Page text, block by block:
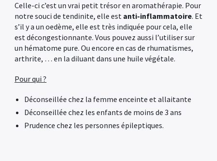
Celle-ci c’est un vrai petit trésor en aromathérapie. Pour
notre souci de tendinite, elle est anti-inflammatoire. Et
s’il y a un oedème, elle est très indiquée pour cela, elle
est décongestionnante. Vous pouvez aussi l’utiliser sur
un hématome pure. Ou encore en cas de rhumatismes,
arthrite, … en la diluant dans une huile végétale.
Pour qui ?
Déconseillée chez la femme enceinte et allaitante
Déconseillée chez les enfants de moins de 3 ans
Prudence chez les personnes épileptiques.